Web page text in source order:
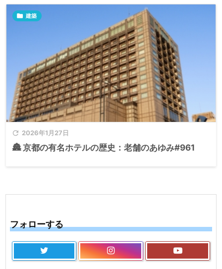

 2026年1月27日
 建築
🏯 京都の有名ホテルの歴史：老舗のあゆみ#961
フォローする